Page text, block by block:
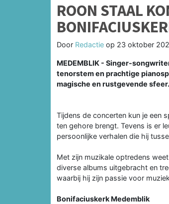
ROON STAAL
Door Redactie op 23 oktober
MEDEMBLIK - Singer-
tenorstem en prachtige
magische en rustgevende sfeer.
Tijdens de concerten kun je een
ten gehore brengt. Tevens is er
persoonlijke verhalen die hij
Met zijn muzikale optredens
diverse albums uitgebracht en
waarbij hij zijn passie voor
Bonifaciuskerk Medemblik